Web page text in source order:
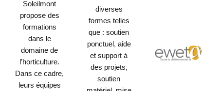
Soleilmont
propose des
formations
dans le
domaine de
l’horticulture.
Dans ce cadre,
leurs équipes
diverses
formes telles
que : soutien
ponctuel, aide
et support à
des projets,
soutien